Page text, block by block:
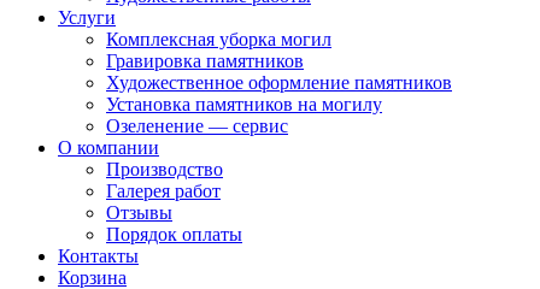
Услуги
Комплексная уборка могил
Гравировка памятников
Художественное оформление памятников
Установка памятников на могилу
Озеленение — сервис
О компании
Производство
Галерея работ
Отзывы
Порядок оплаты
Контакты
Корзина